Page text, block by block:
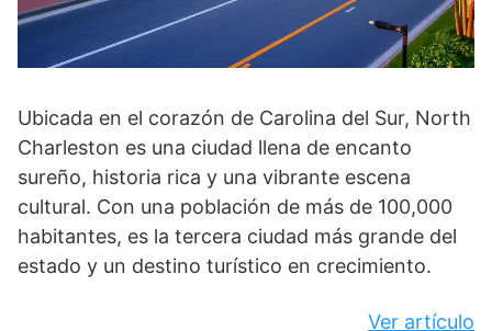
Ubicada en el corazón de Carolina del Sur, North
Charleston es una ciudad llena de encanto
sureño, historia rica y una vibrante escena
cultural. Con una población de más de 100,000
habitantes, es la tercera ciudad más grande del
estado y un destino turístico en crecimiento.
Ver artículo